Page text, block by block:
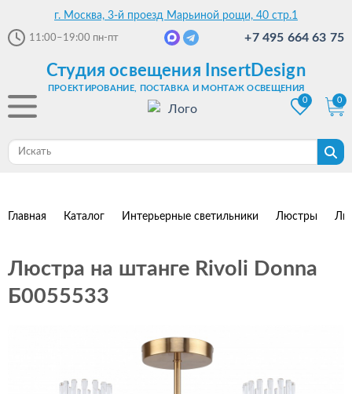
г. Москва, 3-й проезд Марьиной рощи, 40 стр.1
11:00–19:00 пн-пт +7 495 664 63 75
Студия освещения InsertDesign
ПРОЕКТИРОВАНИЕ, ПОСТАВКА И МОНТАЖ ОСВЕЩЕНИЯ
0
0
Главная Каталог Интерьерные светильники Люстры
Люстра на штанге Rivoli Donna
Б0055533